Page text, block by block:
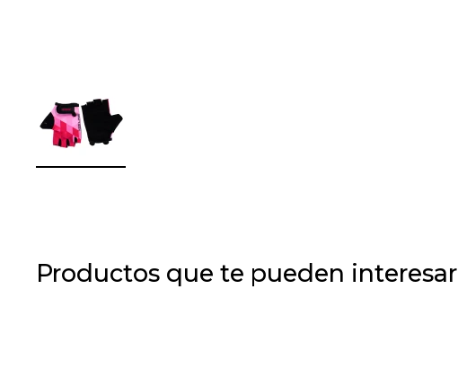
Productos que te pueden interesar